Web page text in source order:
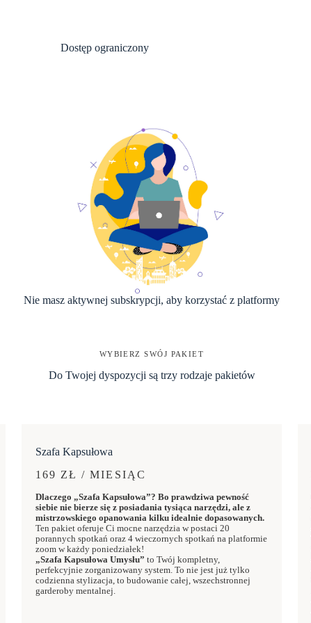
Dostęp ograniczony
Nie masz aktywnej subskrypcji, aby korzystać z platformy
WYBIERZ SWÓJ PAKIET
Do Twojej dyspozycji są trzy rodzaje pakietów
Szafa Kapsułowa
169 ZŁ / MIESIĄC
Dlaczego „Szafa Kapsułowa”? Bo prawdziwa pewność
siebie nie bierze się z posiadania tysiąca narzędzi, ale z
mistrzowskiego opanowania kilku idealnie dopasowanych.
Ten pakiet oferuje Ci mocne narzędzia w postaci 20
porannych spotkań oraz 4 wieczornych spotkań na platformie
zoom w każdy poniedziałek!
„Szafa Kapsułowa Umysłu” to Twój kompletny,
perfekcyjnie zorganizowany system. To nie jest już tylko
codzienna stylizacja, to budowanie całej, wszechstronnej
garderoby mentalnej.